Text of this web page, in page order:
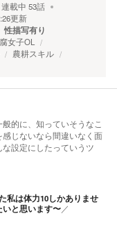
連載中 53話
更新
性描写有り
女子OL
農耕スキル
的に、知っていそうなこ
じないなら間違いなく面
設定にしたっていうツ
私は体力10しかありませ
と思います〜／